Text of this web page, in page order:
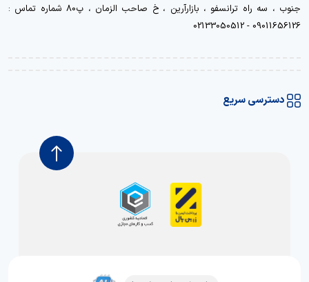
جنوب ، سه راه ترانسفو ، بازارآرین ، خ صاحب الزمان ، پ80 شماره تماس :
09011656126 - 02133050512
دسترسی سریع